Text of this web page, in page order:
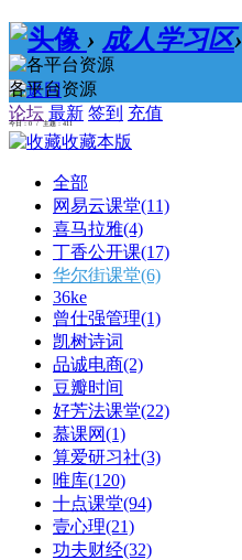
› 成人学习区›
论坛 最新 签到 充值
各平台资源
今日：0 / 主题：411
收藏本版
全部
网易云课堂(11)
喜马拉雅(4)
丁香公开课(17)
华尔街课堂(6)
36ke
曾仕强管理(1)
凯树诗词
品诚电商(2)
豆瓣时间
好芳法课堂(22)
慕课网(1)
算爱研习社(3)
唯库(120)
十点课堂(94)
壹心理(21)
功夫财经(32)